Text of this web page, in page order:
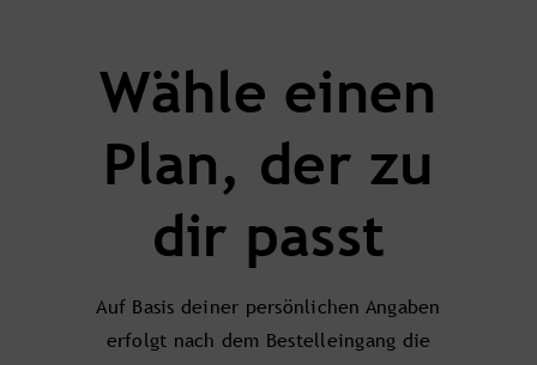
Wähle einen
Plan, der zu
dir passt
Auf Basis deiner persönlichen Angaben
erfolgt nach dem Bestelleingang die